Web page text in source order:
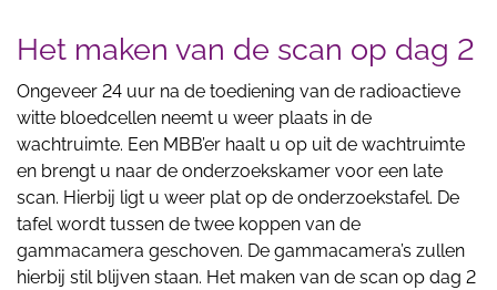
Het maken van de scan op dag 2
Ongeveer 24 uur na de toediening van de radioactieve
witte bloedcellen neemt u weer plaats in de
wachtruimte. Een MBB’er haalt u op uit de wachtruimte
en brengt u naar de onderzoekskamer voor een late
scan. Hierbij ligt u weer plat op de onderzoekstafel. De
tafel wordt tussen de twee koppen van de
gammacamera geschoven. De gammacamera’s zullen
hierbij stil blijven staan. Het maken van de scan op dag 2